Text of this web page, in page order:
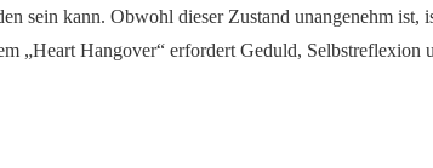
sein kann. Obwohl dieser Zustand unangenehm ist,
„Heart Hangover“ erfordert Geduld, Selbstreflexion